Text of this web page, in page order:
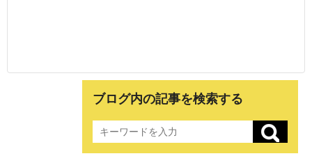
ブログ内の記事を検索する